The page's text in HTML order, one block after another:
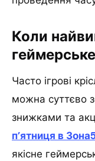
Коли
Часто ігрові
можна суттєво
знижками та
п’ятниця в
якісне